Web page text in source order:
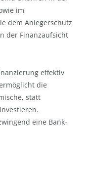
im
dem Anlegerschutz
der Finanzaufsicht
effektiv
die
statt
eine Bank-